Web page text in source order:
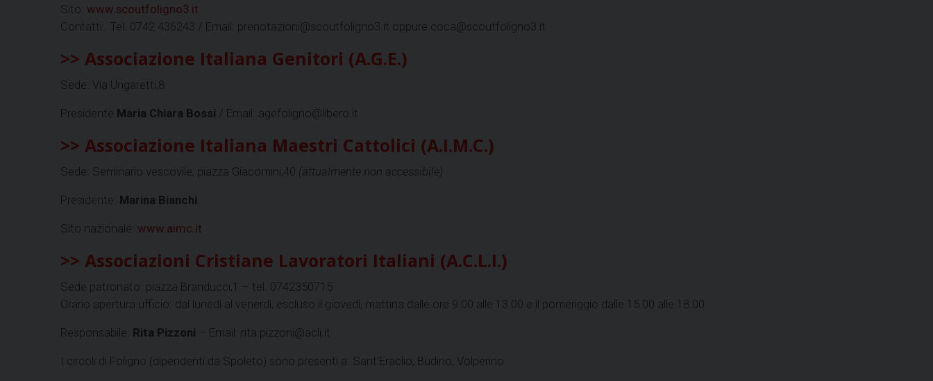
Sito: www.scoutfoligno3.it
Contatti: Tel. 0742 436243 / Email: prenotazioni@scoutfoligno3.it oppure coca@scoutfoligno3.it
>> Associazione Italiana Genitori (A.G.E.)
Sede: Via Ungaretti,8
Presidente Maria Chiara Bossi / Email: agefoligno@libero.it
>> Associazione Italiana Maestri Cattolici (A.I.M.C.)
Sede: Seminario vescovile, piazza Giacomini,40 (attualmente non accessibile)
Presidente: Marina Bianchi
Sito nazionale: www.aimc.it
>> Associazioni Cristiane Lavoratori Italiani (A.C.L.I.)
Sede patronato: piazza Branducci,1 – tel. 0742350715
Orario apertura ufficio: dal lunedì al venerdì, escluso il giovedì, mattina dalle ore 9.00 alle 13.00 e il pomeriggio dalle 15.00 alle 18.00
Responsabile: Rita Pizzoni – Email: rita.pizzoni@acli.it
I circoli di Foligno (dipendenti da Spoleto) sono presenti a: Sant’Eraclio, Budino, Volperino